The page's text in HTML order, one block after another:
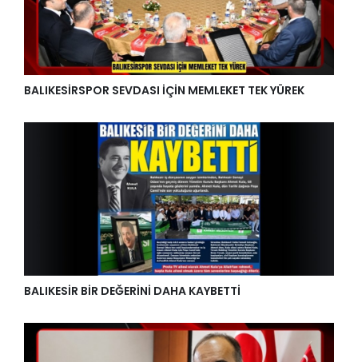
BALIKESİRSPOR SEVDASI İÇİN MEMLEKET TEK YÜREK
BALIKESİR BİR DEĞERİNİ DAHA KAYBETTİ